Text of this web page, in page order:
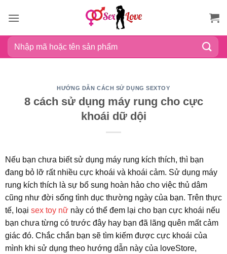
qua
dung
Tìm
kiếm:
HƯỚNG DẪN CÁCH SỬ DỤNG SEXTOY
8 cách sử dụng máy rung cho cực
khoái dữ dội
Nếu bạn chưa biết sử dụng máy rung kích thích, thì bạn
đang bỏ lỡ rất nhiều cực khoái và khoái cảm. Sử dụng máy
rung kích thích là sự bổ sung hoàn hảo cho việc thủ dâm
cũng như đời sống tình dục thường ngày của bạn. Trên thực
tế, loại sex toy nữ này có thể đem lại cho bạn cực khoái nếu
bạn chưa từng có trước đây hay bạn đã lãng quên mất cảm
giác đó. Chắc chắn bạn sẽ tìm kiếm được cực khoái của
mình khi sử dụng theo hướng dẫn này của loveStore,